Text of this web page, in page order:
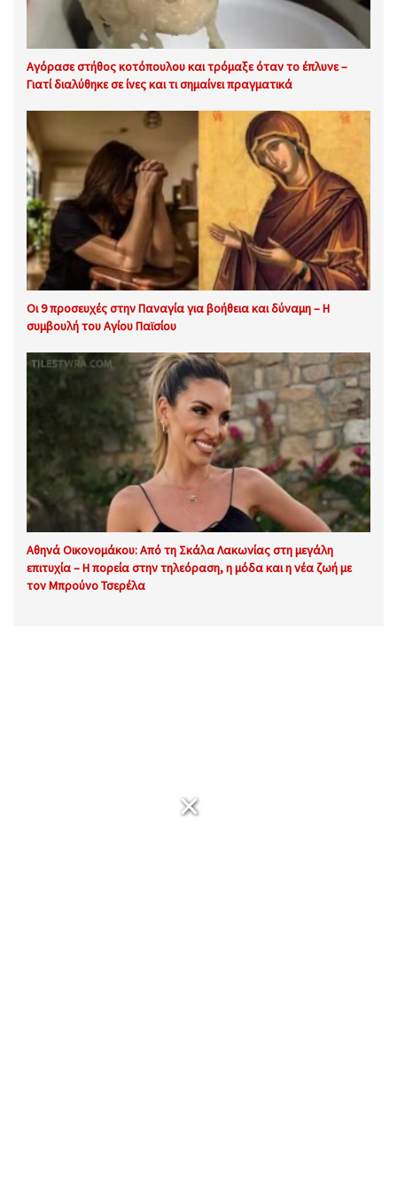
Αγόρασε στήθος κοτόπουλου και τρόμαξε όταν το έπλυνε –
Γιατί διαλύθηκε σε ίνες και τι σημαίνει πραγματικά
Οι 9 προσευχές στην Παναγία για βοήθεια και δύναμη – Η
συμβουλή του Αγίου Παϊσίου
Αθηνά Οικονομάκου: Από τη Σκάλα Λακωνίας στη μεγάλη
επιτυχία – Η πορεία στην τηλεόραση, η μόδα και η νέα ζωή με
τον Μπρούνο Τσερέλα